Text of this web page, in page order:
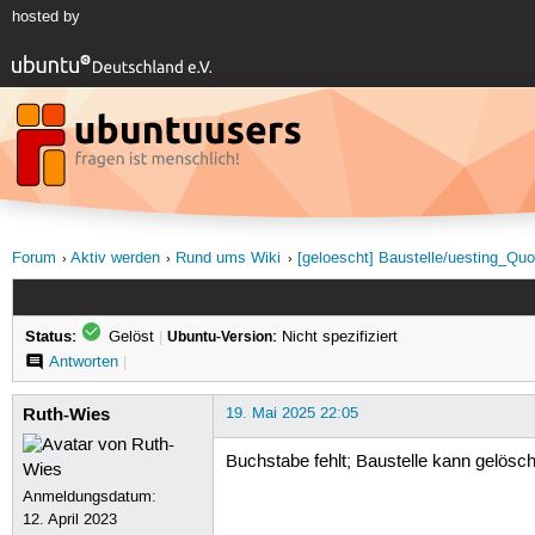
hosted by
Forum Aktiv werden Rund ums Wiki [geloescht] Baustelle/
Status: Gelöst | Ubuntu-Version: Nicht spezifiziert
Antworten|
Ruth-Wies
Anmeldungsdatum:
12. April 2023
19. Mai 2025 22:05
Buchstabe fehlt; Baustelle kann